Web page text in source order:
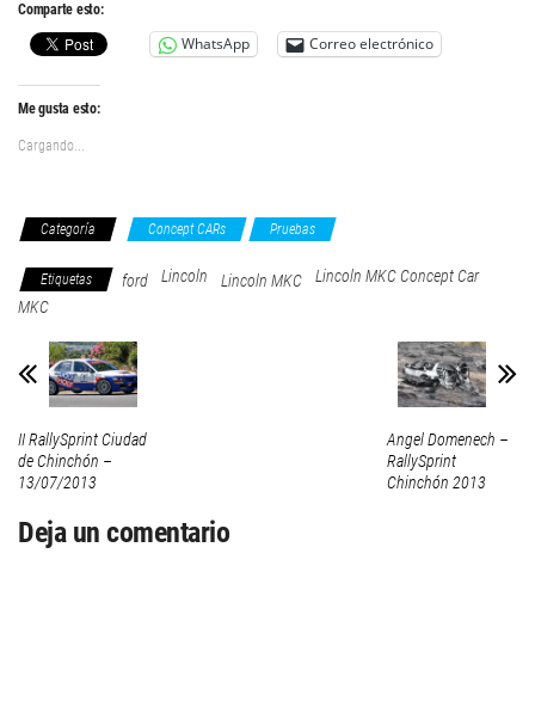
Comparte esto:
WhatsApp Correo electrónico
Me gusta esto:
Cargando...
Categoría Concept CARs Pruebas
Etiquetas ford Lincoln Lincoln MKC
Lincoln MKC Concept Car
MKC
II RallySprint Ciudad
de Chinchón –
13/07/2013
Angel Domenech –
RallySprint
Chinchón 2013
Deja un comentario